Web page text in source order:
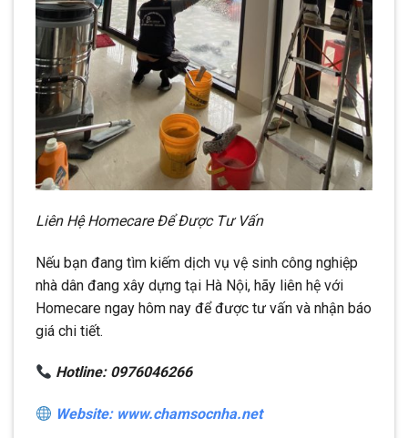
Liên Hệ Homecare Để Được Tư Vấn
Nếu bạn đang tìm kiếm dịch vụ vệ sinh công nghiệp
nhà dân đang xây dựng tại Hà Nội, hãy liên hệ với
Homecare ngay hôm nay để được tư vấn và nhận báo
giá chi tiết.
Hotline: 0976046266
Website: www.chamsocnha.net